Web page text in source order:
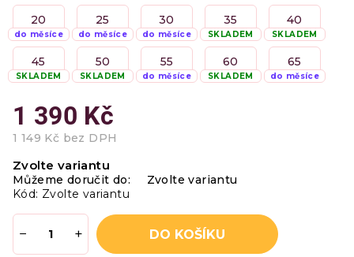
20
do měsíce
25
do měsíce
30
do měsíce
35
SKLADEM
40
SKLADEM
45
SKLADEM
50
SKLADEM
55
do měsíce
60
SKLADEM
65
do měsíce
1 390 Kč
1 149 Kč bez DPH
cena:
Zvolte variantu
Můžeme doručit do:
Zvolte variantu
Kód: Zvolte variantu
+
− DO KOŠÍKU